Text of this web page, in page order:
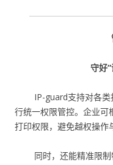
守好
IP-guard支持对各
行统一权限管控。企业可
打印权限，避免越权操作
同时，还能精准限